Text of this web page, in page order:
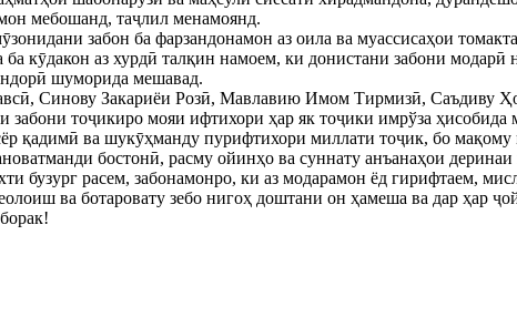
мебошанд, таҷлил менамоянд.
забон ба фарзандонамон аз оила ва муассисаҳои
ба кӯдакон аз хурдӣ талқин намоем, ки донистани забони
шуморида мешавад.
Синову Закариёи Розӣ, Мавлавию Имом Тирмизӣ, Саъдиву
забони тоҷикиро мояи ифтихори ҳар як тоҷики имрўза
қадимӣ ва шукӯҳманду пурифтихори миллати тоҷик, бо
бостонӣ, расму ойинҳо ва суннату анъанаҳои
бузург расем, забонамонро, ки аз модарамон ёд гирифтаем,
ва ботаровату зебо нигоҳ доштани он ҳамеша ва дар ҳар